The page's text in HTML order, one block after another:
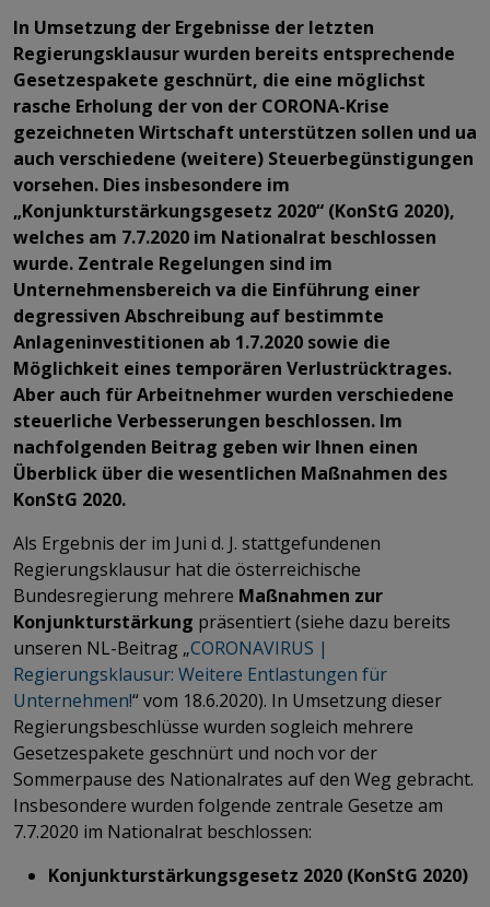
In Umsetzung der Ergebnisse der letzten
Regierungsklausur wurden bereits entsprechende
Gesetzespakete geschnürt, die eine möglichst
rasche Erholung der von der CORONA-Krise
gezeichneten Wirtschaft unterstützen sollen und ua
auch verschiedene (weitere) Steuerbegünstigungen
vorsehen. Dies insbesondere im
„Konjunkturstärkungsgesetz 2020“ (KonStG 2020),
welches am 7.7.2020 im Nationalrat beschlossen
wurde. Zentrale Regelungen sind im
Unternehmensbereich va die Einführung einer
degressiven Abschreibung auf bestimmte
Anlageninvestitionen ab 1.7.2020 sowie die
Möglichkeit eines temporären Verlustrücktrages.
Aber auch für Arbeitnehmer wurden verschiedene
steuerliche Verbesserungen beschlossen. Im
nachfolgenden Beitrag geben wir Ihnen einen
Überblick über die wesentlichen Maßnahmen des
KonStG 2020.
Als Ergebnis der im Juni d. J. stattgefundenen
Regierungsklausur hat die österreichische
Bundesregierung mehrere Maßnahmen zur
Konjunkturstärkung präsentiert (siehe dazu bereits
unseren NL-Beitrag „CORONAVIRUS |
Regierungsklausur: Weitere Entlastungen für
Unternehmen!“ vom 18.6.2020). In Umsetzung dieser
Regierungsbeschlüsse wurden sogleich mehrere
Gesetzespakete geschnürt und noch vor der
Sommerpause des Nationalrates auf den Weg gebracht.
Insbesondere wurden folgende zentrale Gesetze am
7.7.2020 im Nationalrat beschlossen:
Konjunkturstärkungsgesetz 2020 (KonStG 2020)